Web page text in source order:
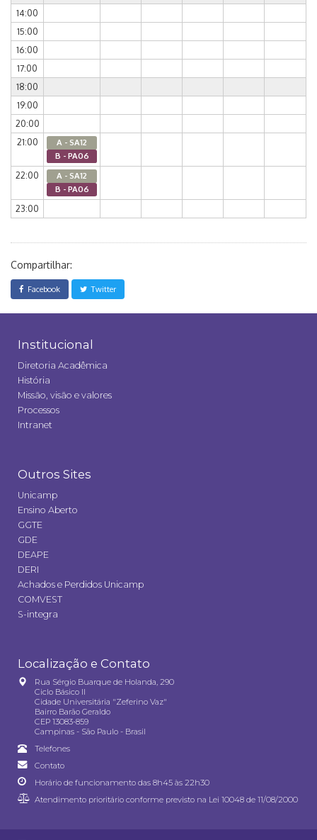
14:00
15:00
16:00
17:00
18:00
19:00
20:00
21:00
A - SA12
B - PA06
22:00
A - SA12
B - PA06
23:00
Compartilhar:
Facebook Twitter
Institucional
Diretoria Acadêmica
História
Missão, visão e valores
Processos
Intranet
Outros Sites
Unicamp
Ensino Aberto
GGTE
GDE
DEAPE
DERI
Achados e Perdidos Unicamp
COMVEST
S-integra
Localização e Contato
Rua Sérgio Buarque de Holanda, 290
Ciclo Básico II
Cidade Universitária "Zeferino Vaz"
Bairro Barão Geraldo
CEP 13083-859
Campinas - São Paulo - Brasil
Telefones
Contato
Horário de funcionamento das 8h45 às 22h30
Atendimento prioritário conforme previsto na Lei 10048 de 11/08/2000